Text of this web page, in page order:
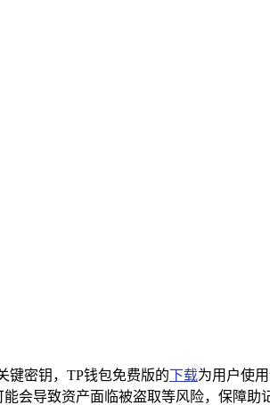
键密钥，TP钱包免费版的下载为用户使
会导致资产面临被盗取等风险，保障助